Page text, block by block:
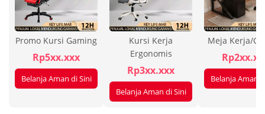
Promo Kursi Gaming
Rp5xx.xxx
Belanja Aman di Sini
Kursi Kerja
Ergonomis
Rp3xx.xxx
Belanja Aman di Sini
Meja Kerja/
Belanja Aman